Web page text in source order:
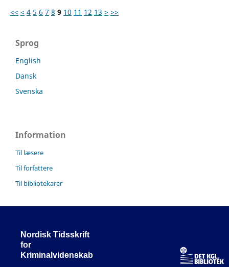
<< < 4 5 6 7 8 9 10 11 12 13 > >>
Sprog
English
Dansk
Svenska
Information
Til læsere
Til forfattere
Til bibliotekarer
Nordisk Tidsskrift
for
Kriminalvidenskab